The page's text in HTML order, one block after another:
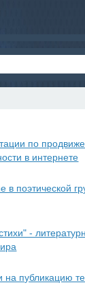
по
в интернете
в поэтической
-
публикацию